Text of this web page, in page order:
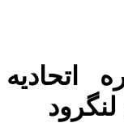
اتحادیه